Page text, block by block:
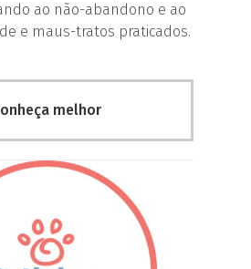
ao não-abandono e ao
e maus-tratos praticados.
melhor